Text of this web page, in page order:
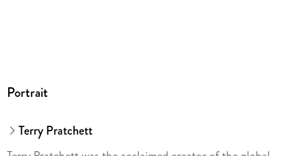
Portrait
Terry Pratchett